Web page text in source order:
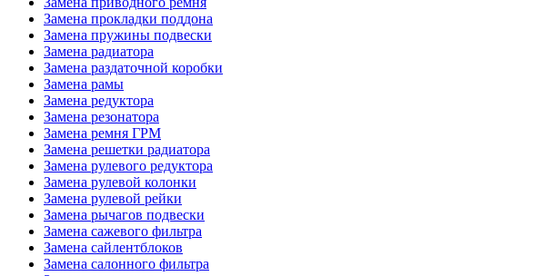
Замена прокладки поддона
Замена пружины подвески
Замена радиатора
Замена раздаточной коробки
Замена рамы
Замена редуктора
Замена резонатора
Замена ремня ГРМ
Замена решетки радиатора
Замена рулевого редуктора
Замена рулевой колонки
Замена рулевой рейки
Замена рычагов подвески
Замена сажевого фильтра
Замена сайлентблоков
Замена салонного фильтра